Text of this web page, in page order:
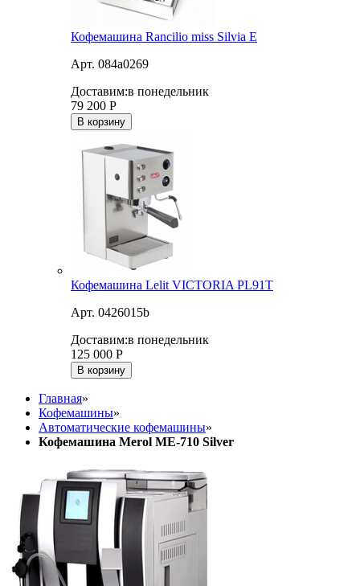
Кофемашина Rancilio miss Silvia E
Арт. 084a0269
Доставим:в понедельник
79 200 Р
В корзину
Кофемашина Lelit VICTORIA PL91T
Арт. 0426015b
Доставим:в понедельник
125 000 Р
В корзину
Главная»
Кофемашины»
Автоматические кофемашины»
Кофемашина Merol ME-710 Silver